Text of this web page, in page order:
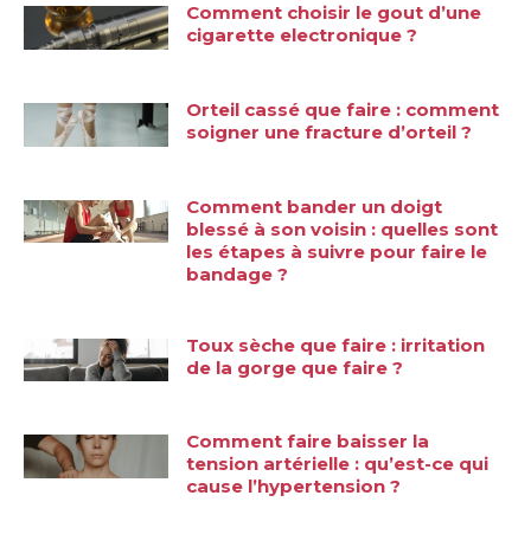
Comment choisir le gout d’une
cigarette electronique ?
Orteil cassé que faire : comment
soigner une fracture d’orteil ?
Comment bander un doigt
blessé à son voisin : quelles sont
les étapes à suivre pour faire le
bandage ?
Toux sèche que faire : irritation
de la gorge que faire ?
Comment faire baisser la
tension artérielle : qu’est-ce qui
cause l’hypertension ?